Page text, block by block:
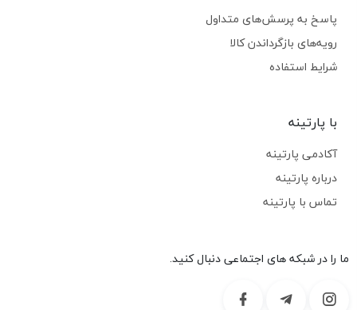
پاسخ به پرسش‌های متداول
رویه‌های بازگرداندن کالا
شرایط استفاده
با پارتینه
آکادمی پارتینه
درباره پارتینه
تماس با پارتینه
ما را در شبکه های اجتماعی دنبال کنید.